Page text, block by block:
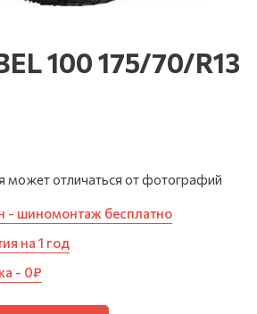
100 175/70/R13
может отличаться от фотографий
- шиномонтаж бесплатно
на 1 год
- 0₽